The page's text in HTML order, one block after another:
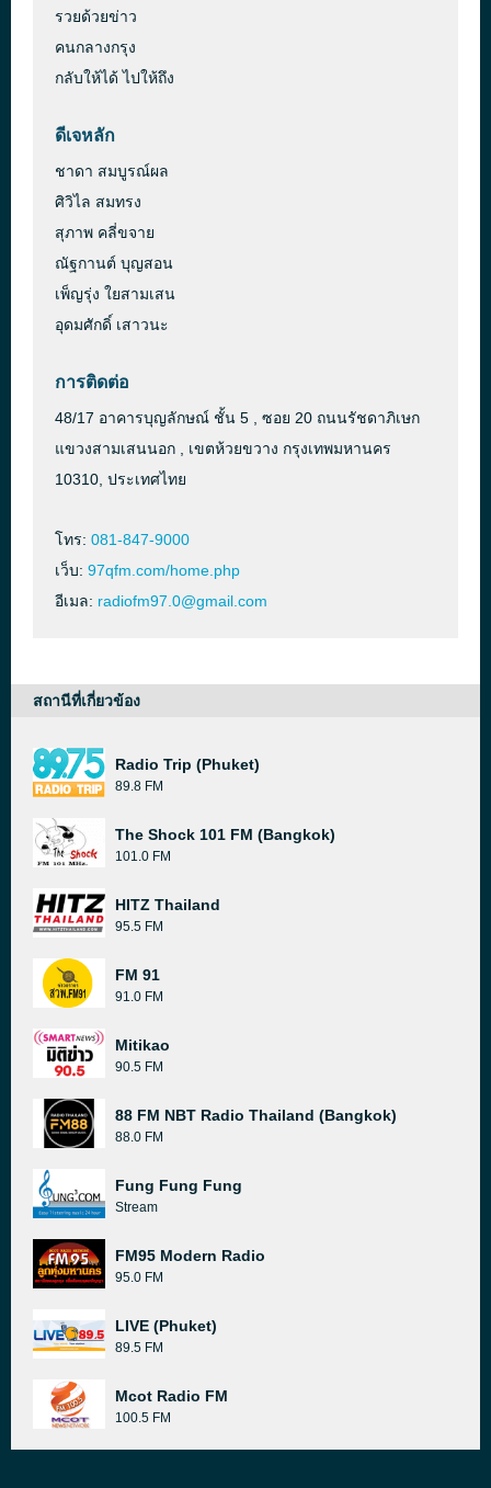
รวยด้วยข่าว
คนกลางกรุง
กลับให้ได้ ไปให้ถึง
ดีเจหลัก
ชาดา สมบูรณ์ผล
ศิวิไล สมทรง
สุภาพ คลี่ขจาย
ณัฐกานต์ บุญสอน
เพ็ญรุ่ง ใยสามเสน
อุดมศักดิ์ เสาวนะ
การติดต่อ
48/17 อาคารบุญลักษณ์ ชั้น 5 , ซอย 20 ถนนรัชดาภิเษก
แขวงสามเสนนอก , เขตห้วยขวาง กรุงเทพมหานคร
10310, ประเทศไทย
โทร: 081-847-9000
เว็บ: 97qfm.com/home.php
อีเมล: radiofm97.0@gmail.com
สถานีที่เกี่ยวข้อง
Radio Trip (Phuket)
89.8 FM
The Shock 101 FM (Bangkok)
101.0 FM
HITZ Thailand
95.5 FM
FM 91
91.0 FM
Mitikao
90.5 FM
88 FM NBT Radio Thailand (Bangkok)
88.0 FM
Fung Fung Fung
Stream
FM95 Modern Radio
95.0 FM
LIVE (Phuket)
89.5 FM
Mcot Radio FM
100.5 FM